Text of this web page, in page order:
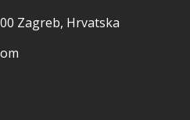
Zagreb, Hrvatska